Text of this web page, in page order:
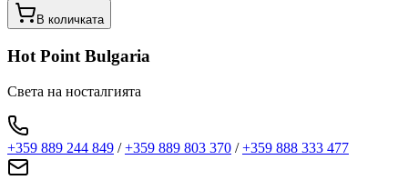
В количката
Hot Point Bulgaria
Света на носталгията
+359 889 244 849 /+359 889 803 370 /+359 888 333 477